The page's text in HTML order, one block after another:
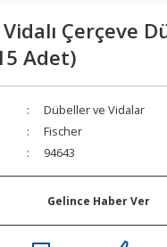
Vidalı Çerçeve
Adet)
Dübeller ve Vidalar
Fischer
94643
Gelince Haber Ver